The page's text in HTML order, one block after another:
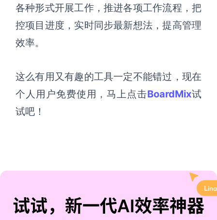
各种形式开展工作，推进各项工作流程，把
控项目进度，实时同步最新想法，提高管理
效率。
这么有用又有趣的工具一定不能错过 ，现在
个人用户免费使用， 马上点击BoardMix试
试吧 ！
试试，新一代AI效率神器